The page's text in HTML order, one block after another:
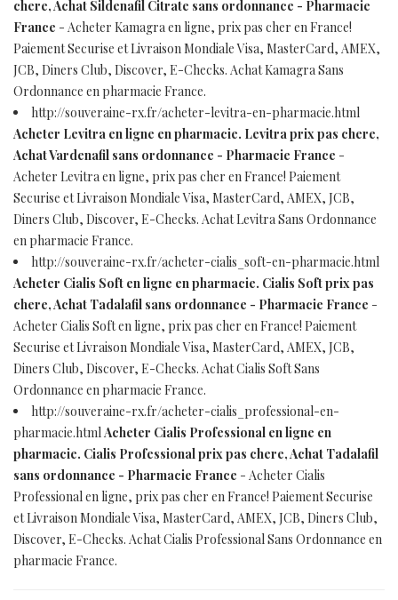
chere, Achat Sildenafil Citrate sans ordonnance - Pharmacie
France - Acheter Kamagra en ligne, prix pas cher en France!
Paiement Securise et Livraison Mondiale Visa, MasterCard, AMEX,
JCB, Diners Club, Discover, E-Checks. Achat Kamagra Sans
Ordonnance en pharmacie France.
http://souveraine-rx.fr/acheter-levitra-en-pharmacie.html
Acheter Levitra en ligne en pharmacie. Levitra prix pas chere,
Achat Vardenafil sans ordonnance - Pharmacie France -
Acheter Levitra en ligne, prix pas cher en France! Paiement
Securise et Livraison Mondiale Visa, MasterCard, AMEX, JCB,
Diners Club, Discover, E-Checks. Achat Levitra Sans Ordonnance
en pharmacie France.
http://souveraine-rx.fr/acheter-cialis_soft-en-pharmacie.html
Acheter Cialis Soft en ligne en pharmacie. Cialis Soft prix pas
chere, Achat Tadalafil sans ordonnance - Pharmacie France -
Acheter Cialis Soft en ligne, prix pas cher en France! Paiement
Securise et Livraison Mondiale Visa, MasterCard, AMEX, JCB,
Diners Club, Discover, E-Checks. Achat Cialis Soft Sans
Ordonnance en pharmacie France.
http://souveraine-rx.fr/acheter-cialis_professional-en-
pharmacie.htmlAcheter Cialis Professional en ligne en
pharmacie. Cialis Professional prix pas chere, Achat Tadalafil
sans ordonnance - Pharmacie France - Acheter Cialis
Professional en ligne, prix pas cher en France! Paiement Securise
et Livraison Mondiale Visa, MasterCard, AMEX, JCB, Diners Club,
Discover, E-Checks. Achat Cialis Professional Sans Ordonnance en
pharmacie France.